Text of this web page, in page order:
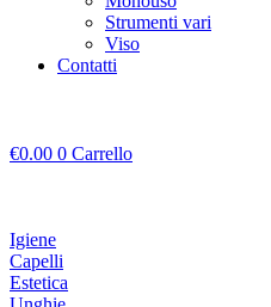
Strumenti vari
Viso
Contatti
€0.00 0 Carrello
Igiene
Capelli
Estetica